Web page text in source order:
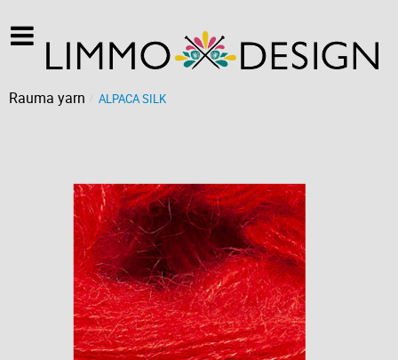
Rauma yarn ALPACA SILK